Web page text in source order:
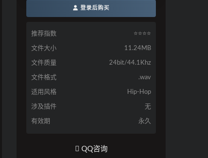
登录后购买
推荐指数 ⭐️⭐️⭐️⭐️
文件大小 11.24MB
文件质量 24bit/44.1Khz
文件格式 .wav
适用风格 Hip-Hop
涉及插件 无
有效期 永久
QQ咨询